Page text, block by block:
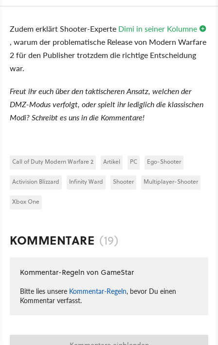
Zudem erklärt Shooter-Experte Dimi in seiner Kolumne
, warum der problematische Release von Modern Warfare
2 für den Publisher trotzdem die richtige Entscheidung
war.
Freut ihr euch über den taktischeren Ansatz, welchen der
DMZ-Modus verfolgt, oder spielt ihr lediglich die klassischen
Modi? Schreibt es uns in die Kommentare!
Call of Duty Modern Warfare 2 Artikel PC Ego-Shooter
Activision Blizzard Infinity Ward Shooter Multiplayer-Shooter
Xbox One
KOMMENTARE (19)
Kommentar-Regeln von GameStar
Bitte lies unsere Kommentar-Regeln, bevor Du einen
Kommentar verfasst.